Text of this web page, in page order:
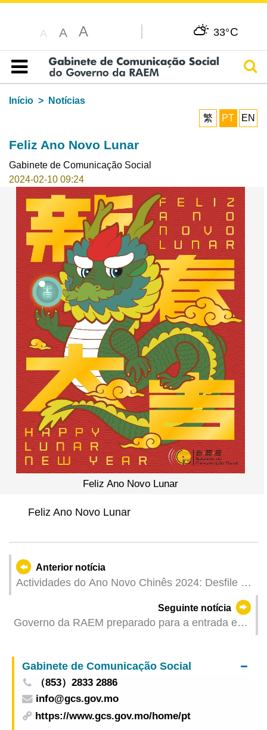
A A A 33°C
Índice
Início
Notícias
繁
PT EN
Feliz Ano Novo Lunar
Gabinete de Comunicação Social
2024-02-10 09:24
Feliz Ano Novo Lunar
Feliz Ano Novo Lunar
Anterior notícia
Actividades do Ano Novo Chinês 2024: Desfile de
calendário lunar celebra entrada no Ano do
Dragão
Seguinte notícia
Governo da RAEM preparado para a entrada em
Aprofundada como zona aduaneira autónoma
Gabinete de Comunicação Social
（853）2833 2886
info@gcs.gov.mo
https://www.gcs.gov.mo/home/pt